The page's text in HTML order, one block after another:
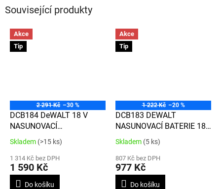
Související produkty
Akce
Tip
2 291 Kč –30 %
DCB184 DeWALT 18 V
NASUNOVACÍ
AKUMULÁTOR XR LI-ION S
KAPACITOU 5,0Ah
Průměrné
produktu
je
3,6
Skladem (>15 ks)
1 314 Kč bez DPH
1 590 Kč
Do košíku
Akce
Tip
1 222 Kč –20 %
DCB183 DEWALT
NASUNOVACÍ BATERIE 18V
XR LI-ION S KAPACITOU 2,0
Průměrné
produktu
je
3,4
Skladem (5 ks)
807 Kč bez DPH
977 Kč
Do košíku